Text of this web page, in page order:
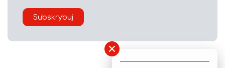
Subskrybuj
×